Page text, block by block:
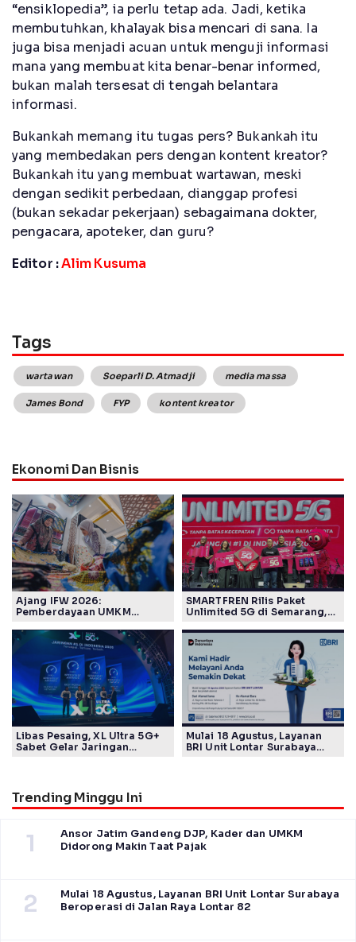
“ensiklopedia”, ia perlu tetap ada. Jadi, ketika
membutuhkan, khalayak bisa mencari di sana. Ia
juga bisa menjadi acuan untuk menguji informasi
mana yang membuat kita benar-benar informed,
bukan malah tersesat di tengah belantara
informasi.
Bukankah memang itu tugas pers? Bukankah itu
yang membedakan pers dengan kontent kreator?
Bukankah itu yang membuat wartawan, meski
dengan sedikit perbedaan, dianggap profesi
(bukan sekadar pekerjaan) sebagaimana dokter,
pengacara, apoteker, dan guru?
Editor :Alim Kusuma
Tags
wartawan Soeparli D. Atmadji media massa
James Bond FYP kontent kreator
Ekonomi Dan Bisnis
Ajang IFW 2026:
Pemberdayaan UMKM
Kelompok Disabilitas dan
Keberlanjutan
SMARTFREN Rilis Paket
Unlimited 5G di Semarang,
Libas Pesaing, XL Ultra 5G+
Sabet Gelar Jaringan
Mulai 18 Agustus, Layanan
BRI Unit Lontar Surabaya
Trending Minggu Ini
1
Ansor Jatim Gandeng DJP, Kader dan UMKM
Didorong Makin Taat Pajak
2
Mulai 18 Agustus, Layanan BRI Unit Lontar Surabaya
Beroperasi di Jalan Raya Lontar 82